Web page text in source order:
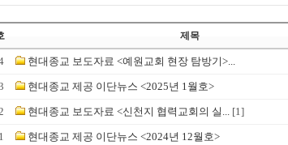
제목
현대종교 보도자료 <예원교회 현장 탐방기>...
현대종교 제공 이단뉴스 <2025년 1월호>
현대종교 보도자료 <신천지 협력교회의 실... [1]
현대종교 제공 이단뉴스 <2024년 12월호>